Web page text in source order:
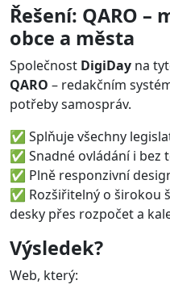
Řešení: QARO
obce a města
Společnost DigiDay na
QARO – redakčním
potřeby samospráv.
✅ Splňuje všechny
✅ Snadné ovládání i bez
✅ Plně responzivní
✅ Rozšiřitelný o širokou
desky přes rozpočet a
Výsledek?
Web, který: